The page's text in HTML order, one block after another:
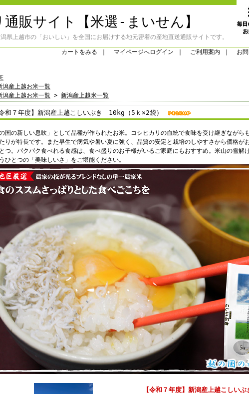
販サイト【米選-まいせん】
県上越市の「おいしい」を全国にお届けする地元密着の産地直送通販サイトです。
カートをみる マイページへログイン ご利用案内 お
潟産上越お米一覧
潟産上越お米一覧 > 新潟産上越米一覧
令和７年度】新潟産上越こしいぶき 10kg（5ｋ×2袋）
の国の新しい息吹」として品種が作られたお米。コシヒカリの血統で食味を受け継ぎながら
りが特長です。また早生で病気や暑い夏に強く、品質の安定と栽培のしやすさから価格が
つ。パクパク食べれる食感は、食べ盛りのお子様がいるご家庭にもおすすめ。米山の雪解
ひとつの「美味しいさ」をご堪能ください。
【令和７年度】新潟産上越こしい